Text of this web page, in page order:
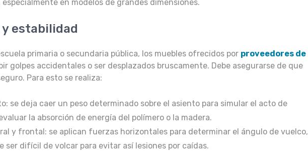
en modelos de grandes dimensiones.
estabilidad
primaria o secundaria pública, los muebles ofrecidos por proveedores de
golpes accidentales o ser desplazados bruscamente. Debe asegurarse de que
Para esto se realiza:
se deja caer un peso determinado sobre el asiento para simular el acto de
la absorción de energía del polímero o la madera.
y frontal: se aplican fuerzas horizontales para determinar el ángulo de vuelco,
ser difícil de volcar para evitar así lesiones por caídas.